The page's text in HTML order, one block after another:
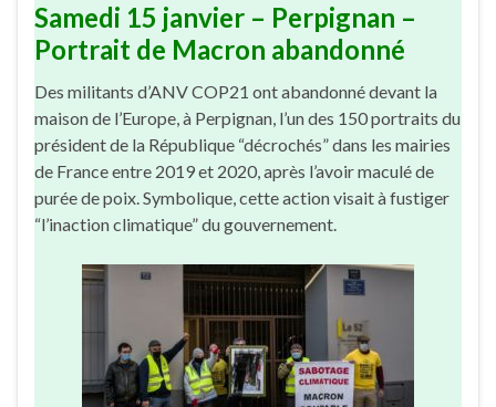
Samedi 15 janvier – Perpignan –
Portrait de Macron abandonné
Des militants d’ANV COP21 ont abandonné devant la
maison de l’Europe, à Perpignan, l’un des 150 portraits du
président de la République “décrochés” dans les mairies
de France entre 2019 et 2020, après l’avoir maculé de
purée de poix. Symbolique, cette action visait à fustiger
“l’inaction climatique” du gouvernement.